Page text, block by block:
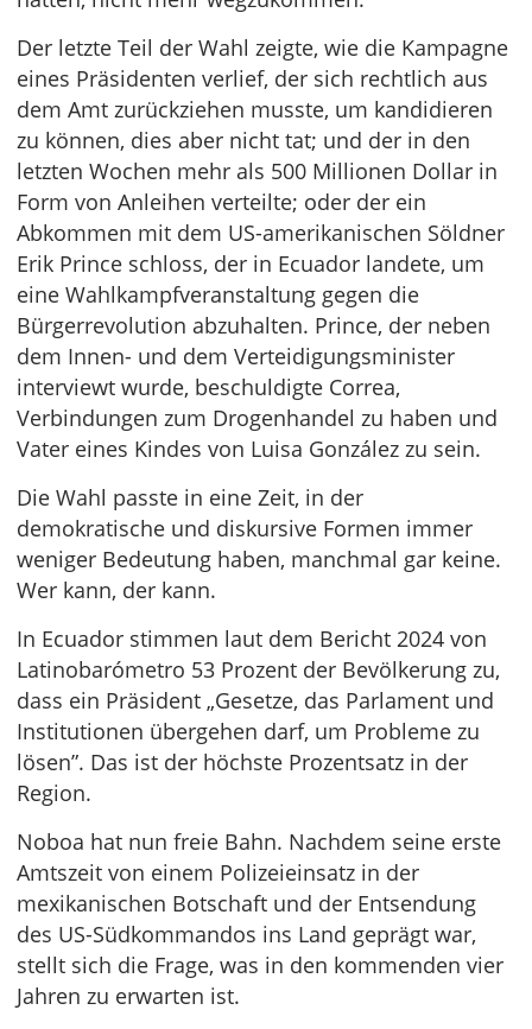
Der letzte Teil der Wahl zeigte, wie die Kampagne
eines Präsidenten verlief, der sich rechtlich aus
dem Amt zurückziehen musste, um kandidieren
zu können, dies aber nicht tat; und der in den
letzten Wochen mehr als 500 Millionen Dollar in
Form von Anleihen verteilte; oder der ein
Abkommen mit dem US-amerikanischen Söldner
Erik Prince schloss, der in Ecuador landete, um
eine Wahlkampfveranstaltung gegen die
Bürgerrevolution abzuhalten. Prince, der neben
dem Innen- und dem Verteidigungsminister
interviewt wurde, beschuldigte Correa,
Verbindungen zum Drogenhandel zu haben und
Vater eines Kindes von Luisa González zu sein.
Die Wahl passte in eine Zeit, in der
demokratische und diskursive Formen immer
weniger Bedeutung haben, manchmal gar keine.
Wer kann, der kann.
In Ecuador stimmen laut dem Bericht 2024 von
Latinobarómetro 53 Prozent der Bevölkerung zu,
dass ein Präsident „Gesetze, das Parlament und
Institutionen übergehen darf, um Probleme zu
lösen”. Das ist der höchste Prozentsatz in der
Region.
Noboa hat nun freie Bahn. Nachdem seine erste
Amtszeit von einem Polizeieinsatz in der
mexikanischen Botschaft und der Entsendung
des US-Südkommandos ins Land geprägt war,
stellt sich die Frage, was in den kommenden vier
Jahren zu erwarten ist.